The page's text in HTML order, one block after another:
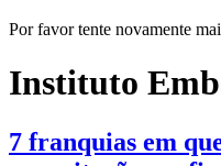
Por favor tente novamente
Instituto
7 franquias em